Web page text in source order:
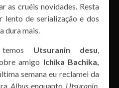
as cruéis novidades. Resta
de serialização e dos
dura mais.
Utsuranin desu,
amigo Ichika Bachika,
semana eu reclamei da
Albusenquanto Utsuranin,